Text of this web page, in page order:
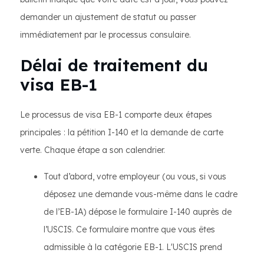
demander un ajustement de statut ou passer
immédiatement par le processus consulaire.
Délai de traitement du
visa EB-1
Le processus de visa EB-1 comporte deux étapes
principales : la pétition I-140 et la demande de carte
verte. Chaque étape a son calendrier.
Tout d’abord, votre employeur (ou vous, si vous
déposez une demande vous-même dans le cadre
de l’EB-1A) dépose le formulaire I-140 auprès de
l’USCIS. Ce formulaire montre que vous êtes
admissible à la catégorie EB-1. L'USCIS prend